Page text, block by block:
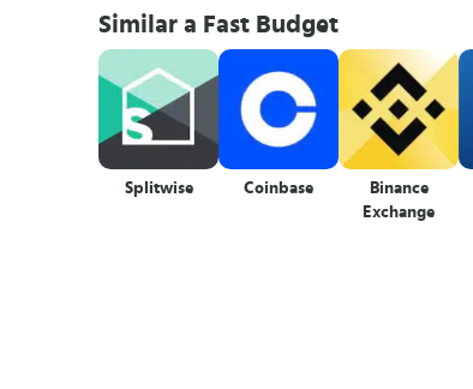
Similar a Fast Budget
Splitwise Coinbase
Binance
Exchange